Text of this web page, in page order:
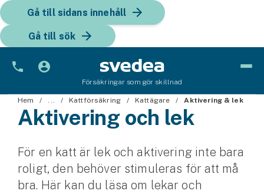
Gå till sidans innehåll
Gå till sök
Försäkringar som gör skillnad
Bil
Bilförsäkring för företag
Fordon
Hem ... Kattförsäkring Kattägare Aktivering & lek
Aktivering och lek
För en katt är lek och aktivering inte bara
roligt, den behöver stimuleras för att må
bra. Här kan du läsa om lekar och